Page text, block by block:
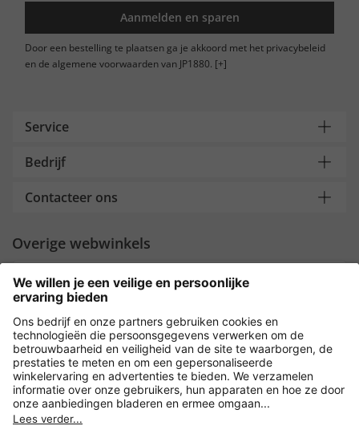
Aanmelden en sparen
Door een bestelling te plaatsen ga je akkoord met het privacybeleid
en de algemene voorwaarden van JP1880. [+]
Service
Bedrijf
Contacteer ons
Overige webwinkels
Nederland
Payment and Delivery
Versleuteling met